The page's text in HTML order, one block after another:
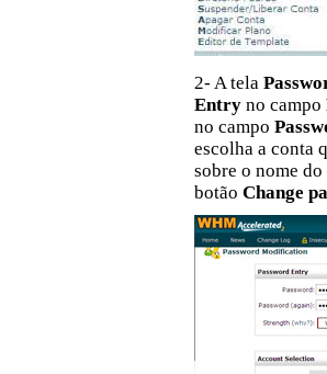
2- A tela
Entry no campo
no campo
escolha a conta
sobre o nome
botão Change